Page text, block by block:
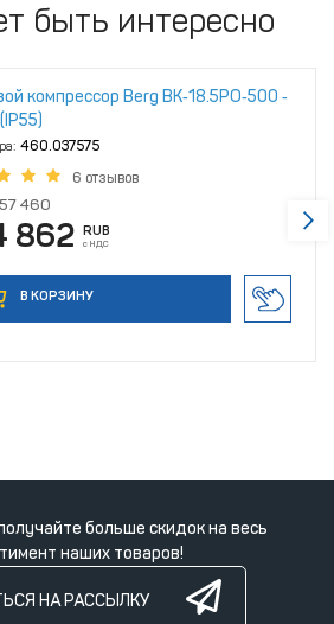
быть интересно
компрессор Berg ВК‑18.5РО‑500 ‑
460.037575
6 отзывов
460
862 RUB
с НДС
В КОРЗИНУ
больше скидок на весь
наших товаров!
НА РАССЫЛКУ